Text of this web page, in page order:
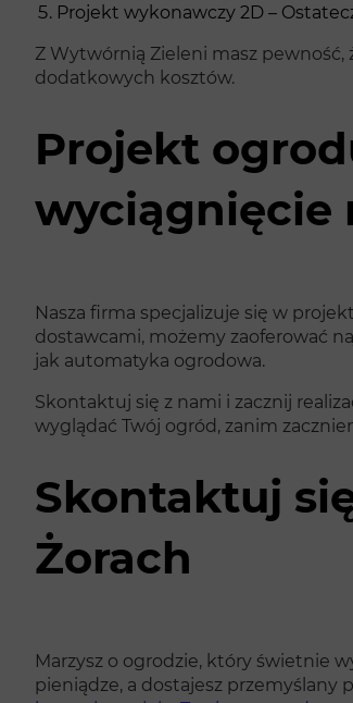
Projekt wykonawczy 2D –
Z Wytwórnią Zieleni masz pewność,
dodatkowych kosztów.
Projekt
wyciągnięcie
Nasza firma specjalizuje się w
dostawcami, możemy zaoferować
jak automatyka ogrodowa.
Skontaktuj się z nami i zacznij
wyglądać Twój ogród, zanim
Skontaktuj
Żorach
Marzysz o ogrodzie, który świetnie
pieniądze, a dostajesz przemyślany